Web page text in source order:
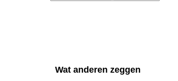
Wat anderen zeggen